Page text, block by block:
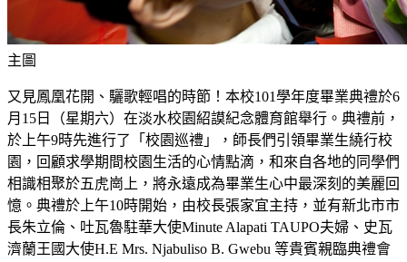
主圖
又見鳳凰花開、驪歌輕唱的時節！本校101學年度畢業典禮於6
月15日（星期六）在淡水校園紹謨紀念體育館舉行。典禮前，
於上午9時先進行了「校園巡禮」，師長們引領畢業生繞行校
園，回顧求學期間校園生活的心情點滴，和來自各地的同學們
相識相聚於五虎崗上，將永遠成為畢業生心中最深刻的美麗回
憶。典禮於上午10時開始，由校長張家宜主持，並有新北市市
長朱立倫、吐瓦魯駐華大使Minute Alapati TAUPO夫婦、史瓦
濟蘭王國大使H.E Mrs. Njabuliso B. Gwebu 等貴賓親臨典禮會